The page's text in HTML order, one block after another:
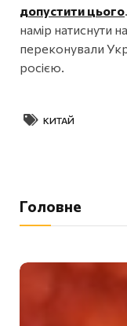
допустити цього
намір натиснути
переконували
росією.
КИТАЙ
Головне